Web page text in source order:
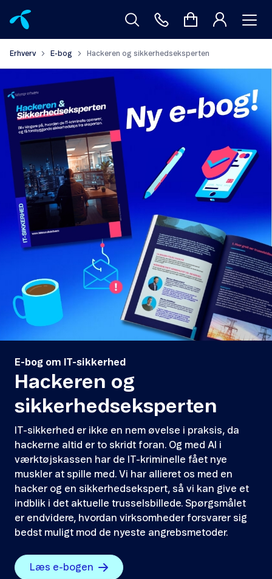
Erhverv E-bog Hackeren og sikkerhedseksperten
E-bog om IT-sikkerhed
Hackeren og
sikkerhedseksperten
IT-sikkerhed er ikke en nem øvelse i praksis, da
hackerne altid er to skridt foran. Og med AI i
værktøjskassen har de IT-kriminelle fået nye
muskler at spille med. Vi har allieret os med en
hacker og en sikkerhedsekspert, så vi kan give et
indblik i det aktuelle trusselsbillede. Spørgsmålet
er endvidere, hvordan virksomheder forsvarer sig
bedst muligt mod de nyeste angrebsmetoder.
Læs e-bogen